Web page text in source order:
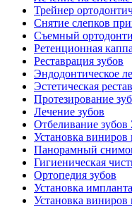
Трейнер
Снятие слепков
Съемный
Ретенционная каппа
Реставрация зубов
Эндодонтическое
Эстетическая
Протезирование
Лечение зубов
Отбеливание зубов
Установка
Панорамный
Гигиеническая
Ортопедия зубов
Установка
Установка виниров